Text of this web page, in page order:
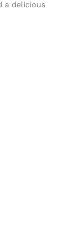
a delicious